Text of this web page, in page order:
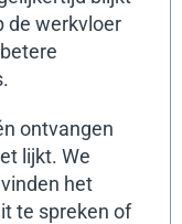
de werkvloer
ontvangen
lijkt. We
het
te spreken of